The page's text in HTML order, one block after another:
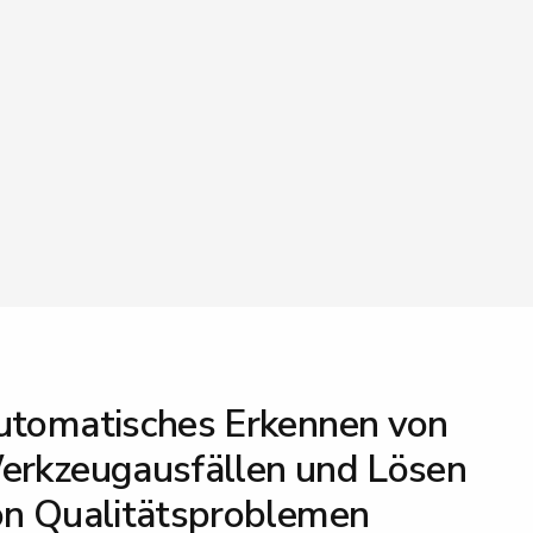
Erkennen von
und Lösen
Qualitätsproblemen